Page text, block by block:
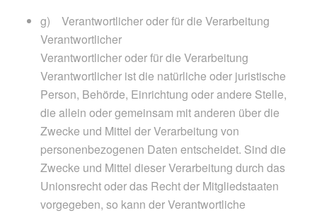
g) Verantwortlicher oder für die Verarbeitung
Verantwortlicher
Verantwortlicher oder für die Verarbeitung
Verantwortlicher ist die natürliche oder juristische
Person, Behörde, Einrichtung oder andere Stelle,
die allein oder gemeinsam mit anderen über die
Zwecke und Mittel der Verarbeitung von
personenbezogenen Daten entscheidet. Sind die
Zwecke und Mittel dieser Verarbeitung durch das
Unionsrecht oder das Recht der Mitgliedstaaten
vorgegeben, so kann der Verantwortliche